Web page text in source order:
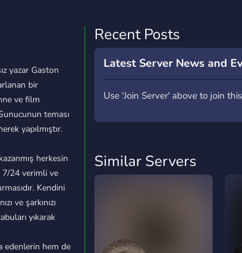
yazar Gaston
bir
ve film
teması
yapılmıştır.
herkesin
7/24 verimli ve
Kendini
ve şarkınızı
yıkarak
edenlerin hem de
Recent Posts
Latest Server News and
Use 'Join Server' above to join
Similar Servers